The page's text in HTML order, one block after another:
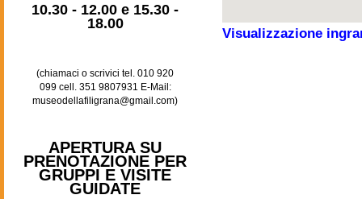
10.30 - 12.00 e 15.30 -
18.00
(chiamaci o scrivici tel. 010 920
099 cell. 351 9807931 E-Mail:
museodellafiligrana@gmail.com)
APERTURA SU
PRENOTAZIONE PER
GRUPPI E VISITE
GUIDATE
Visualizzazione